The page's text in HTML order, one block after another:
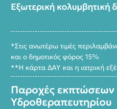
Εξωτερική κολυμβητική
*Στις ανωτέρω τιμές
και ο δημοτικός φόρος 15%
**Η κάρτα ΔΑΥ και η ιατρική
Παροχές εκπτώσεων
Υδροθεραπευτηρίου